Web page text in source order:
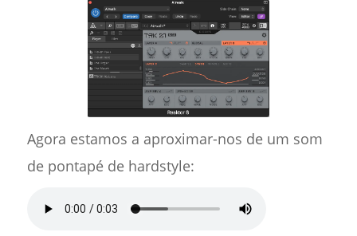
Agora estamos a aproximar-nos de um som
de pontapé de hardstyle: